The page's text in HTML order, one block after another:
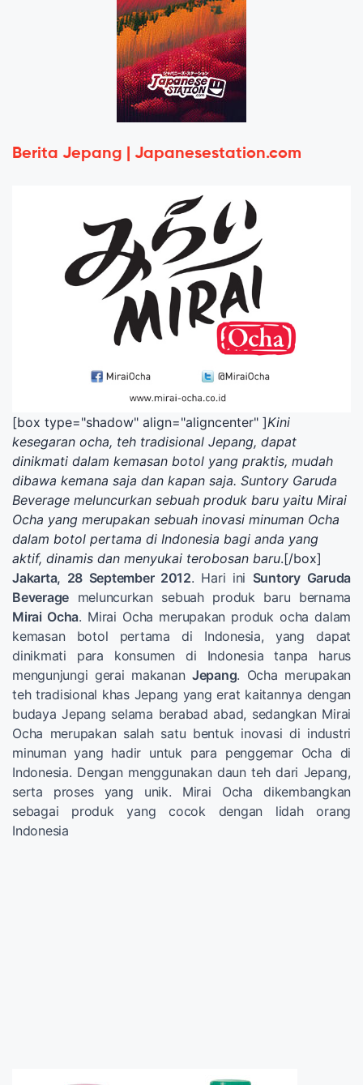
Berita Jepang | Japanesestation.com
[box type="shadow" align="aligncenter" ]Kini
kesegaran ocha, teh tradisional Jepang, dapat
dinikmati dalam kemasan botol yang praktis, mudah
dibawa kemana saja dan kapan saja. Suntory Garuda
Beverage meluncurkan sebuah produk baru yaitu Mirai
Ocha yang merupakan sebuah inovasi minuman Ocha
dalam botol pertama di Indonesia bagi anda yang
aktif, dinamis dan menyukai terobosan baru.[/box]
Jakarta, 28 September 2012. Hari ini Suntory Garuda
Beverage meluncurkan sebuah produk baru bernama
Mirai Ocha. Mirai Ocha merupakan produk ocha dalam
kemasan botol pertama di Indonesia, yang dapat
dinikmati para konsumen di Indonesia tanpa harus
mengunjungi gerai makanan Jepang. Ocha merupakan
teh tradisional khas Jepang yang erat kaitannya dengan
budaya Jepang selama berabad abad, sedangkan Mirai
Ocha merupakan salah satu bentuk inovasi di industri
minuman yang hadir untuk para penggemar Ocha di
Indonesia. Dengan menggunakan daun teh dari Jepang,
serta proses yang unik. Mirai Ocha dikembangkan
sebagai produk yang cocok dengan lidah orang
Indonesia